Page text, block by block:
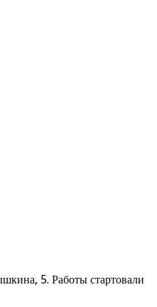
5. Работы стартовали